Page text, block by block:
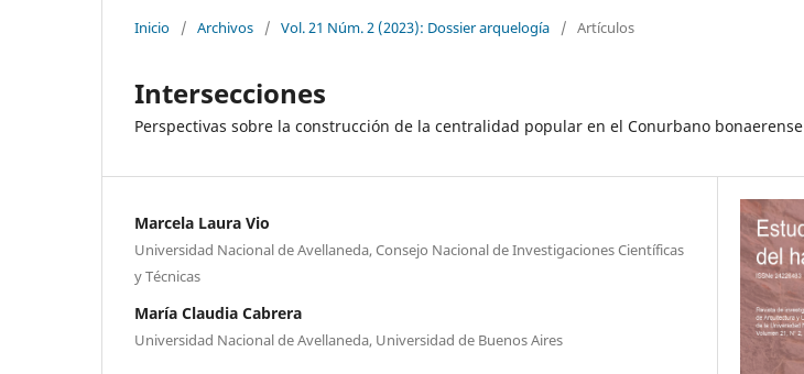
Inicio / Archivos / Vol. 21 Núm. 2 (2023): Dossier arquelogía / Artículos
Intersecciones
Perspectivas sobre la construcción de la centralidad popular en el Conurbano bonaerense
Marcela Laura Vio
Universidad Nacional de Avellaneda, Consejo Nacional de Investigaciones Científicas
y Técnicas
María Claudia Cabrera
Universidad Nacional de Avellaneda, Universidad de Buenos Aires